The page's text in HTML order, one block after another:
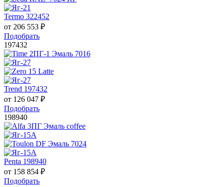
Termo 322452
от 206 553 ₽
Подобрать
197432
Trend 197432
от 126 047 ₽
Подобрать
198940
Penta 198940
от 158 854 ₽
Подобрать